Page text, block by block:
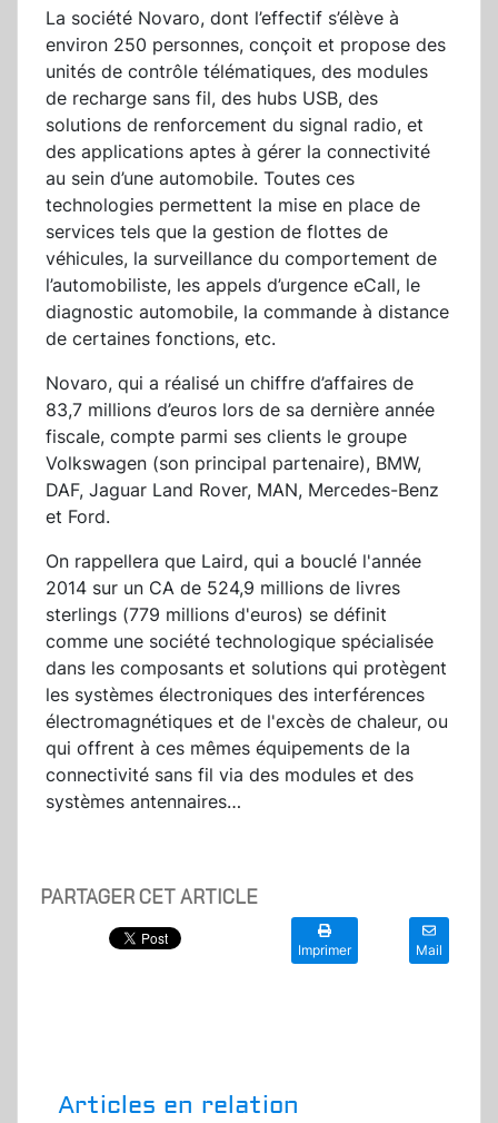
La société Novaro, dont l’effectif s’élève à
environ 250 personnes, conçoit et propose des
unités de contrôle télématiques, des modules
de recharge sans fil, des hubs USB, des
solutions de renforcement du signal radio, et
des applications aptes à gérer la connectivité
au sein d’une automobile. Toutes ces
technologies permettent la mise en place de
services tels que la gestion de flottes de
véhicules, la surveillance du comportement de
l’automobiliste, les appels d’urgence eCall, le
diagnostic automobile, la commande à distance
de certaines fonctions, etc.
Novaro, qui a réalisé un chiffre d’affaires de
83,7 millions d’euros lors de sa dernière année
fiscale, compte parmi ses clients le groupe
Volkswagen (son principal partenaire), BMW,
DAF, Jaguar Land Rover, MAN, Mercedes-Benz
et Ford.
On rappellera que Laird, qui a bouclé l'année
2014 sur un CA de 524,9 millions de livres
sterlings (779 millions d'euros) se définit
comme une société technologique spécialisée
dans les composants et solutions qui protègent
les systèmes électroniques des interférences
électromagnétiques et de l'excès de chaleur, ou
qui offrent à ces mêmes équipements de la
connectivité sans fil via des modules et des
systèmes antennaires…
PARTAGER CET ARTICLE
Imprimer Mail
Articles en relation